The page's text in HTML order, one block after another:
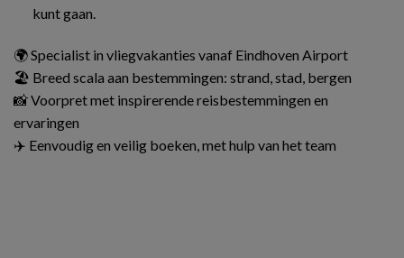
kunt gaan.
🌍 Specialist in vliegvakanties vanaf Eindhoven Airport
🏖️ Breed scala aan bestemmingen: strand, stad, bergen
📸 Voorpret met inspirerende reisbestemmingen en
ervaringen
✈️ Eenvoudig en veilig boeken, met hulp van het team